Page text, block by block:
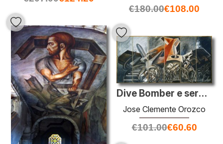
€180.00€108.00
Dive Bomber e serbatoio
Jose Clemente Orozco
€101.00€60.60